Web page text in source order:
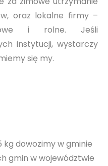
oraz lokalne firmy –
i rolne. Jeśli
instytucji, wystarczy
się my.
dowozimy w gminie
gmin w województwie